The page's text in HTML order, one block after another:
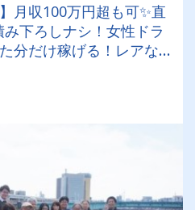
月収100万円超も可✨直
下ろしナシ！女性ドラ
分だけ稼げる！レアな車
彡／